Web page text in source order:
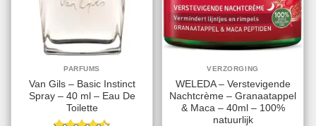
PARFUMS
Van Gils – Basic Instinct
Spray – 40 ml – Eau De
Toilette
VERZORGING
WELEDA – Verstevigende
Nachtcrème – Granaatappel
& Maca – 40ml – 100%
natuurlijk